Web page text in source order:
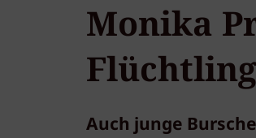
Monika
Auch junge